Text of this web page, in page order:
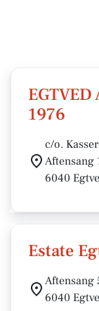
EGTVED
1976
c/o.
Aftensang
6040
Estate
Aftensang
6040